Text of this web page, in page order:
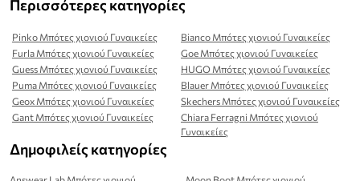
Περισσότερες κατηγορίες
Pinko Μπότες χιονιού Γυναικείες
Bianco Μπότες χιονιού Γυναικείες
Furla Μπότες χιονιού Γυναικείες
Goe Μπότες χιονιού Γυναικείες
Guess Μπότες χιονιού Γυναικείες
HUGO Μπότες χιονιού Γυναικείες
Puma Μπότες χιονιού Γυναικείες
Blauer Μπότες χιονιού Γυναικείες
Geox Μπότες χιονιού Γυναικείες
Skechers Μπότες χιονιού Γυναικείες
Gant Μπότες χιονιού Γυναικείες
Chiara Ferragni Μπότες χιονιού
Γυναικείες
Δημοφιλείς κατηγορίες